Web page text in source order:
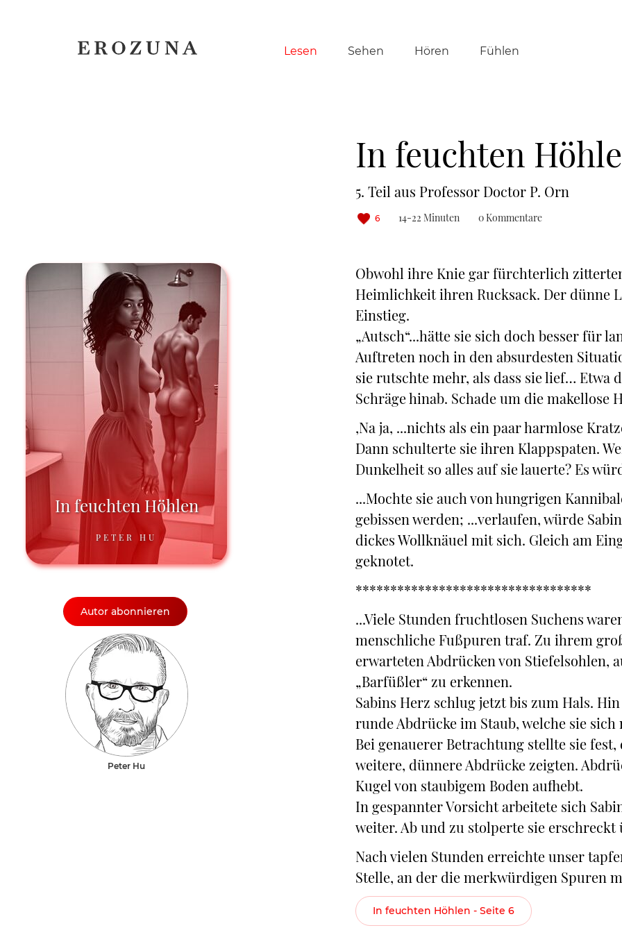
Navigation
Lesen Sehen Hören Fühlen
In feuchten
5. Teil aus Professor Doctor P. Orn
6 14-22 Minuten 0 Kommentare
In feuchten Höhlen
PETER HU
Autor abonnieren
Peter Hu
Obwohl ihre Knie gar fürchterlich
Heimlichkeit ihren Rucksack. Der dünne
Einstieg.
„Autsch“...hätte sie sich doch besser für
Auftreten noch in den absurdesten
sie rutschte mehr, als dass sie lief… Etwa
Schräge hinab. Schade um die makellose
‚Na ja, ...nichts als ein paar harmlose
Dann schulterte sie ihren Klappspaten.
Dunkelheit so alles auf sie lauerte? Es
...Mochte sie auch von hungrigen
gebissen werden; ...verlaufen, würde
dickes Wollknäuel mit sich. Gleich am
geknotet.
**********************************
...Viele Stunden fruchtlosen Suchens
menschliche Fußpuren traf. Zu ihrem
erwarteten Abdrücken von Stiefelsohlen,
„Barfüßler“ zu erkennen.
Sabins Herz schlug jetzt bis zum Hals.
runde Abdrücke im Staub, welche sie
Bei genauerer Betrachtung stellte sie
weitere, dünnere Abdrücke zeigten.
Kugel von staubigem Boden aufhebt.
In gespannter Vorsicht arbeitete sich
weiter. Ab und zu stolperte sie
Nach vielen Stunden erreichte unser
Stelle, an der die merkwürdigen Spuren
In feuchten Höhlen - Seite 6